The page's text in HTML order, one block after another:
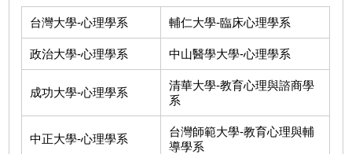
台灣大學-心理學系 輔仁大學-臨床心理學系
政治大學-心理學系 中山醫學大學-心理學系
成功大學-心理學系
清華大學-教育心理與諮商學
系
中正大學-心理學系
台灣師範大學-教育心理與輔
導學系